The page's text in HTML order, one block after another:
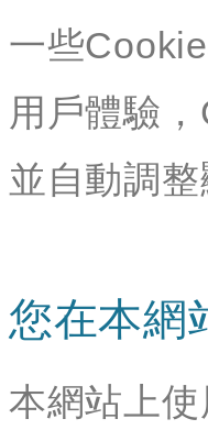
一些
用戶體驗
並自動調
您在本網
本網站上